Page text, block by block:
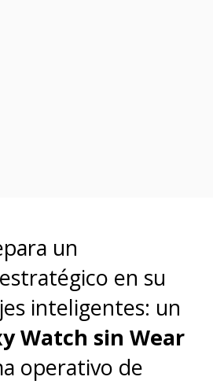
un
en su
inteligentes: un
Watch sin Wear
operativo de